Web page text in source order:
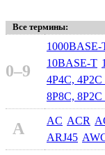
Все термины:
0–9
1000BASE-
10BASE-T
4P4C, 4P2C
8P8C, 8P2C
A AC ACR
ARJ45